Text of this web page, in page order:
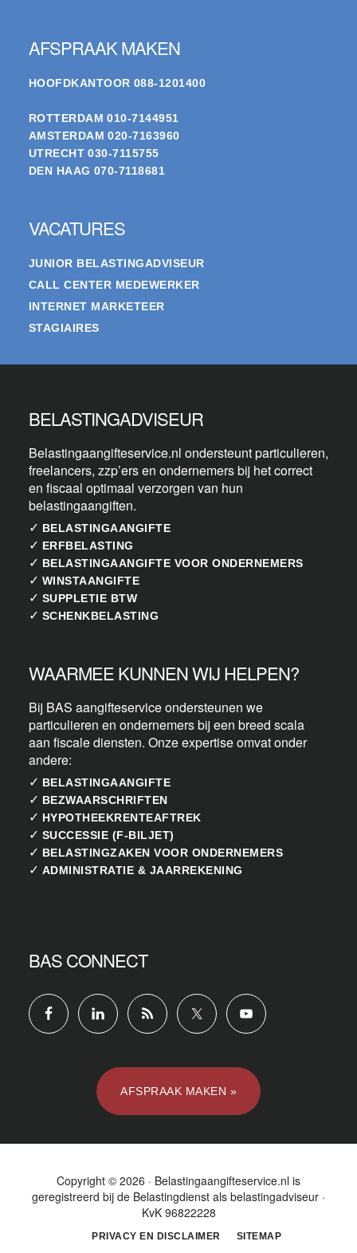
AFSPRAAK MAKEN
HOOFDKANTOOR 088-1201400
ROTTERDAM 010-7144951
AMSTERDAM 020-7163960
UTRECHT 030-7115755
DEN HAAG 070-7118681
VACATURES
JUNIOR BELASTINGADVISEUR
CALL CENTER MEDEWERKER
INTERNET MARKETEER
STAGIAIRES
BELASTINGADVISEUR
Belastingaangifteservice.nl ondersteunt particulieren,
freelancers, zzp’ers en ondernemers bij het correct
en fiscaal optimaal verzorgen van hun
belastingaangiften.
✓ BELASTINGAANGIFTE
✓ ERFBELASTING
✓ BELASTINGAANGIFTE VOOR ONDERNEMERS
✓ WINSTAANGIFTE
✓ SUPPLETIE BTW
✓ SCHENKBELASTING
WAARMEE KUNNEN WIJ HELPEN?
Bij BAS aangifteservice ondersteunen we
particulieren en ondernemers bij een breed scala
aan fiscale diensten. Onze expertise omvat onder
andere:
✓ BELASTINGAANGIFTE
✓ BEZWAARSCHRIFTEN
✓ HYPOTHEEKRENTEAFTREK
✓ SUCCESSIE (F-BILJET)
✓ BELASTINGZAKEN VOOR ONDERNEMERS
✓ ADMINISTRATIE & JAARREKENING
BAS CONNECT
AFSPRAAK MAKEN »
Copyright © 2026 · Belastingaangifteservice.nl is
geregistreerd bij de Belastingdienst als belastingadviseur ·
KvK 96822228
PRIVACY EN DISCLAIMER SITEMAP